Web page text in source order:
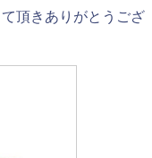
頂きありがとうござ